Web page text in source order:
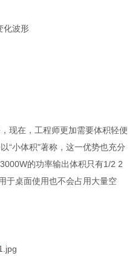
化波形
现在，工程师更加需要体积轻便
“小体积"著称，这一优势也充分
3000W的功率输出体积只有1/2 2
于桌面使用也不会占用大量空